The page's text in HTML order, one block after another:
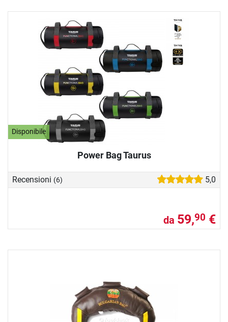
Disponibile
Power Bag Taurus
Recensioni (6) 5,0
da 59,90 €